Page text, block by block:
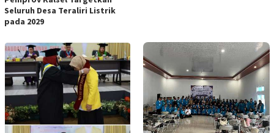
Seluruh Desa Teraliri Listrik
pada 2029